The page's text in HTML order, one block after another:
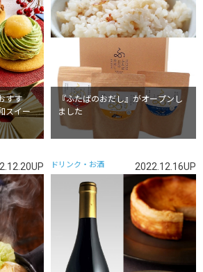
すす
スイー
『ふたばのおだし』がオープンし
ました
ドリンク・お酒 2022.12.16UP